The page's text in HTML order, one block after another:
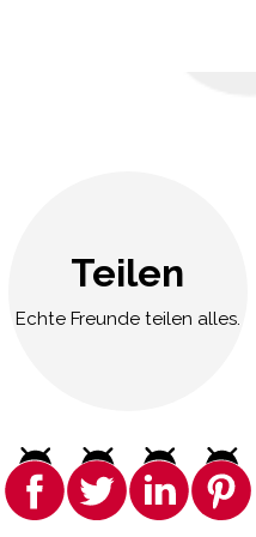
Teilen
Echte Freunde teilen alles.